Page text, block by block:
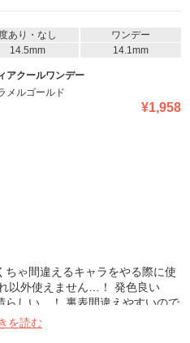
度あり・なし
ワンデー
14.5mm
14.1mm
アクールワンデー
メルゴールド
¥1,958
ゃ間違えるキャラをやる際に使
以外使えません…！ 発色良い
らしい…！ 裏表間違えやすいので
くちゃズレるし痛いです！ オス
を読む